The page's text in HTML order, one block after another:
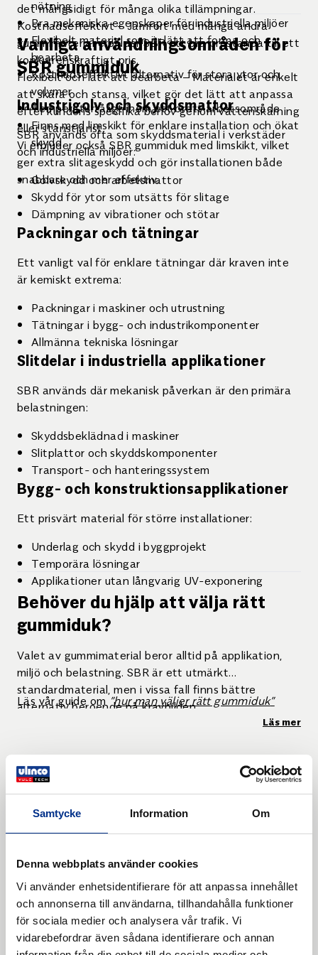
Samtycke Information Om
Denna webbplats använder cookies
Vi använder enhetsidentifierare för att anpassa innehållet
och annonserna till användarna, tillhandahålla funktioner
för sociala medier och analysera vår trafik. Vi
vidarebefordrar även sådana identifierare och annan
det mångsidigt för många olika tillämpningar.
Kostnadseffektivt – Jämfört med många andra
gummimaterial erbjuder SBR ett bra prestanda till ett
konkurrenskraftigt pris.
Flexibelt och lätt att bearbeta – Materialet är enkelt
att skära och stansa, vilket gör det lätt att anpassa
efter kundens specifika behov genom vattenskärning
eller stanstjänst.
Vi erbjuder också SBR gummiduk med limskikt, vilket
ger extra slitageskydd och gör installationen både
snabbare och mer effektiv.
nötning
Bra mekaniska egenskaper för industriella miljöer
Flexibelt material som är lätt att forma och
bearbeta
Kostnadseffektivt alternativ för stora ytor och
volymer
Temperaturtåligt inom ett brett arbetsområde
Finns med limskikt för enklare installation och ökat
skydd
Vanliga användningsområden för
SBR gummiduk
Industrigolv och skyddsmattor
SBR används ofta som skyddsmaterial i verkstäder
och industriella miljöer:
Golvskydd och arbetsmattor
Skydd för ytor som utsätts för slitage
Dämpning av vibrationer och stötar
Packningar och tätningar
Ett vanligt val för enklare tätningar där kraven inte
är kemiskt extrema:
Packningar i maskiner och utrustning
Tätningar i bygg- och industrikomponenter
Allmänna tekniska lösningar
Slitdelar i industriella applikationer
SBR används där mekanisk påverkan är den primära
belastningen:
Skyddsbeklädnad i maskiner
Slitplattor och skyddskomponenter
Transport- och hanteringssystem
Bygg- och konstruktionsapplikationer
Ett prisvärt material för större installationer:
Underlag och skydd i byggprojekt
Temporära lösningar
Applikationer utan långvarig UV-exponering
Behöver du hjälp att välja rätt
gummiduk?
Valet av gummimaterial beror alltid på applikation,
miljö och belastning. SBR är ett utmärkt
standardmaterial, men i vissa fall finns bättre
alternativ beroende på kravbilden.
Läs vår guide om”hur man väljer rätt gummiduk”
Läs mer